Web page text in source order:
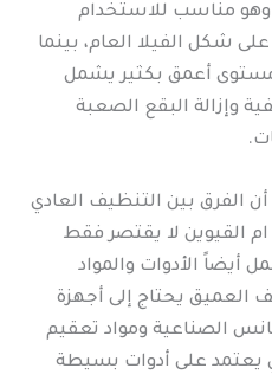
مناسب للاستخدام
شكل الفيلا العام، بينما
أعمق بكثير يشمل
وإزالة البقع الصعبة
الفرق بين التنظيف العادي
القيوين لا يقتصر فقط
أيضاً الأدوات والمواد
العميق يحتاج إلى أجهزة
الصناعية ومواد تعقيم
يعتمد على أدوات بسيطة